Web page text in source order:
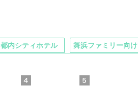
都内シティホテル 舞浜ファミリー向け